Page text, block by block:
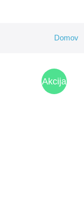
Domov
Akcija